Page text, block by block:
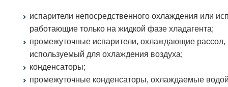
испарители непосредственного охлаждения или
работающие только на жидкой фазе хладагента;
промежуточные испарители, охлаждающие рассол,
используемый для охлаждения воздуха;
конденсаторы;
промежуточные конденсаторы, охлаждаемые